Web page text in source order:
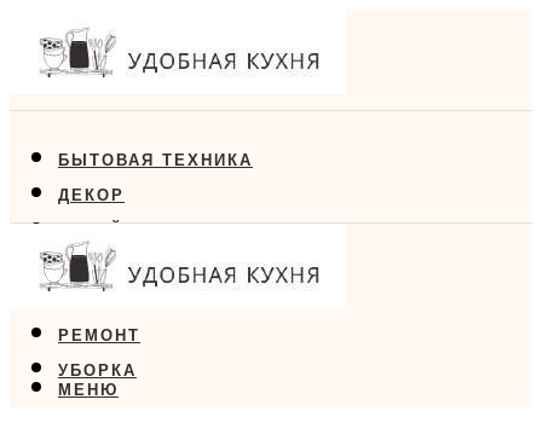
БЫТОВАЯ ТЕХНИКА
ДЕКОР
ДИЗАЙН
ЕДА
РЕМОНТ
УБОРКА
МЕНЮ